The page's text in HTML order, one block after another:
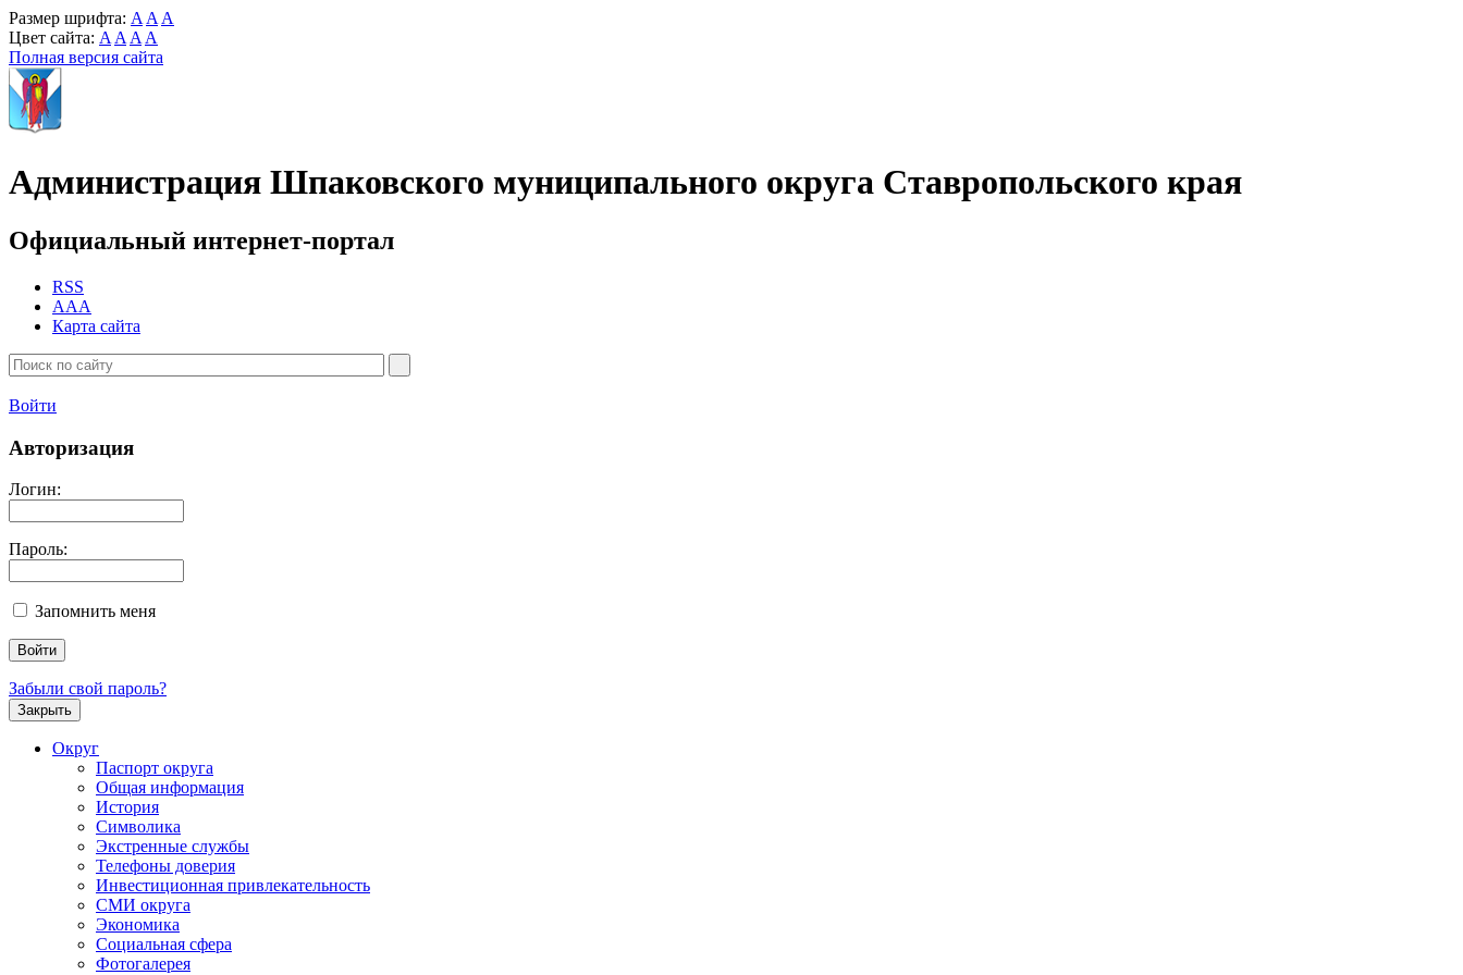
Размер шрифта: A A A
Цвет сайта: A A A A
Полная версия сайта
Администрация Шпаковского муниципального округа Ставропольского края
Официальный интернет-портал
RSS
AAA
Карта сайта
Войти
Авторизация
Логин:
Пароль:
Запомнить меня
Забыли свой пароль?
Закрыть
Округ
Паспорт округа
Общая информация
История
Символика
Экстренные службы
Телефоны доверия
Инвестиционная привлекательность
СМИ округа
Экономика
Социальная сфера
Фотогалерея